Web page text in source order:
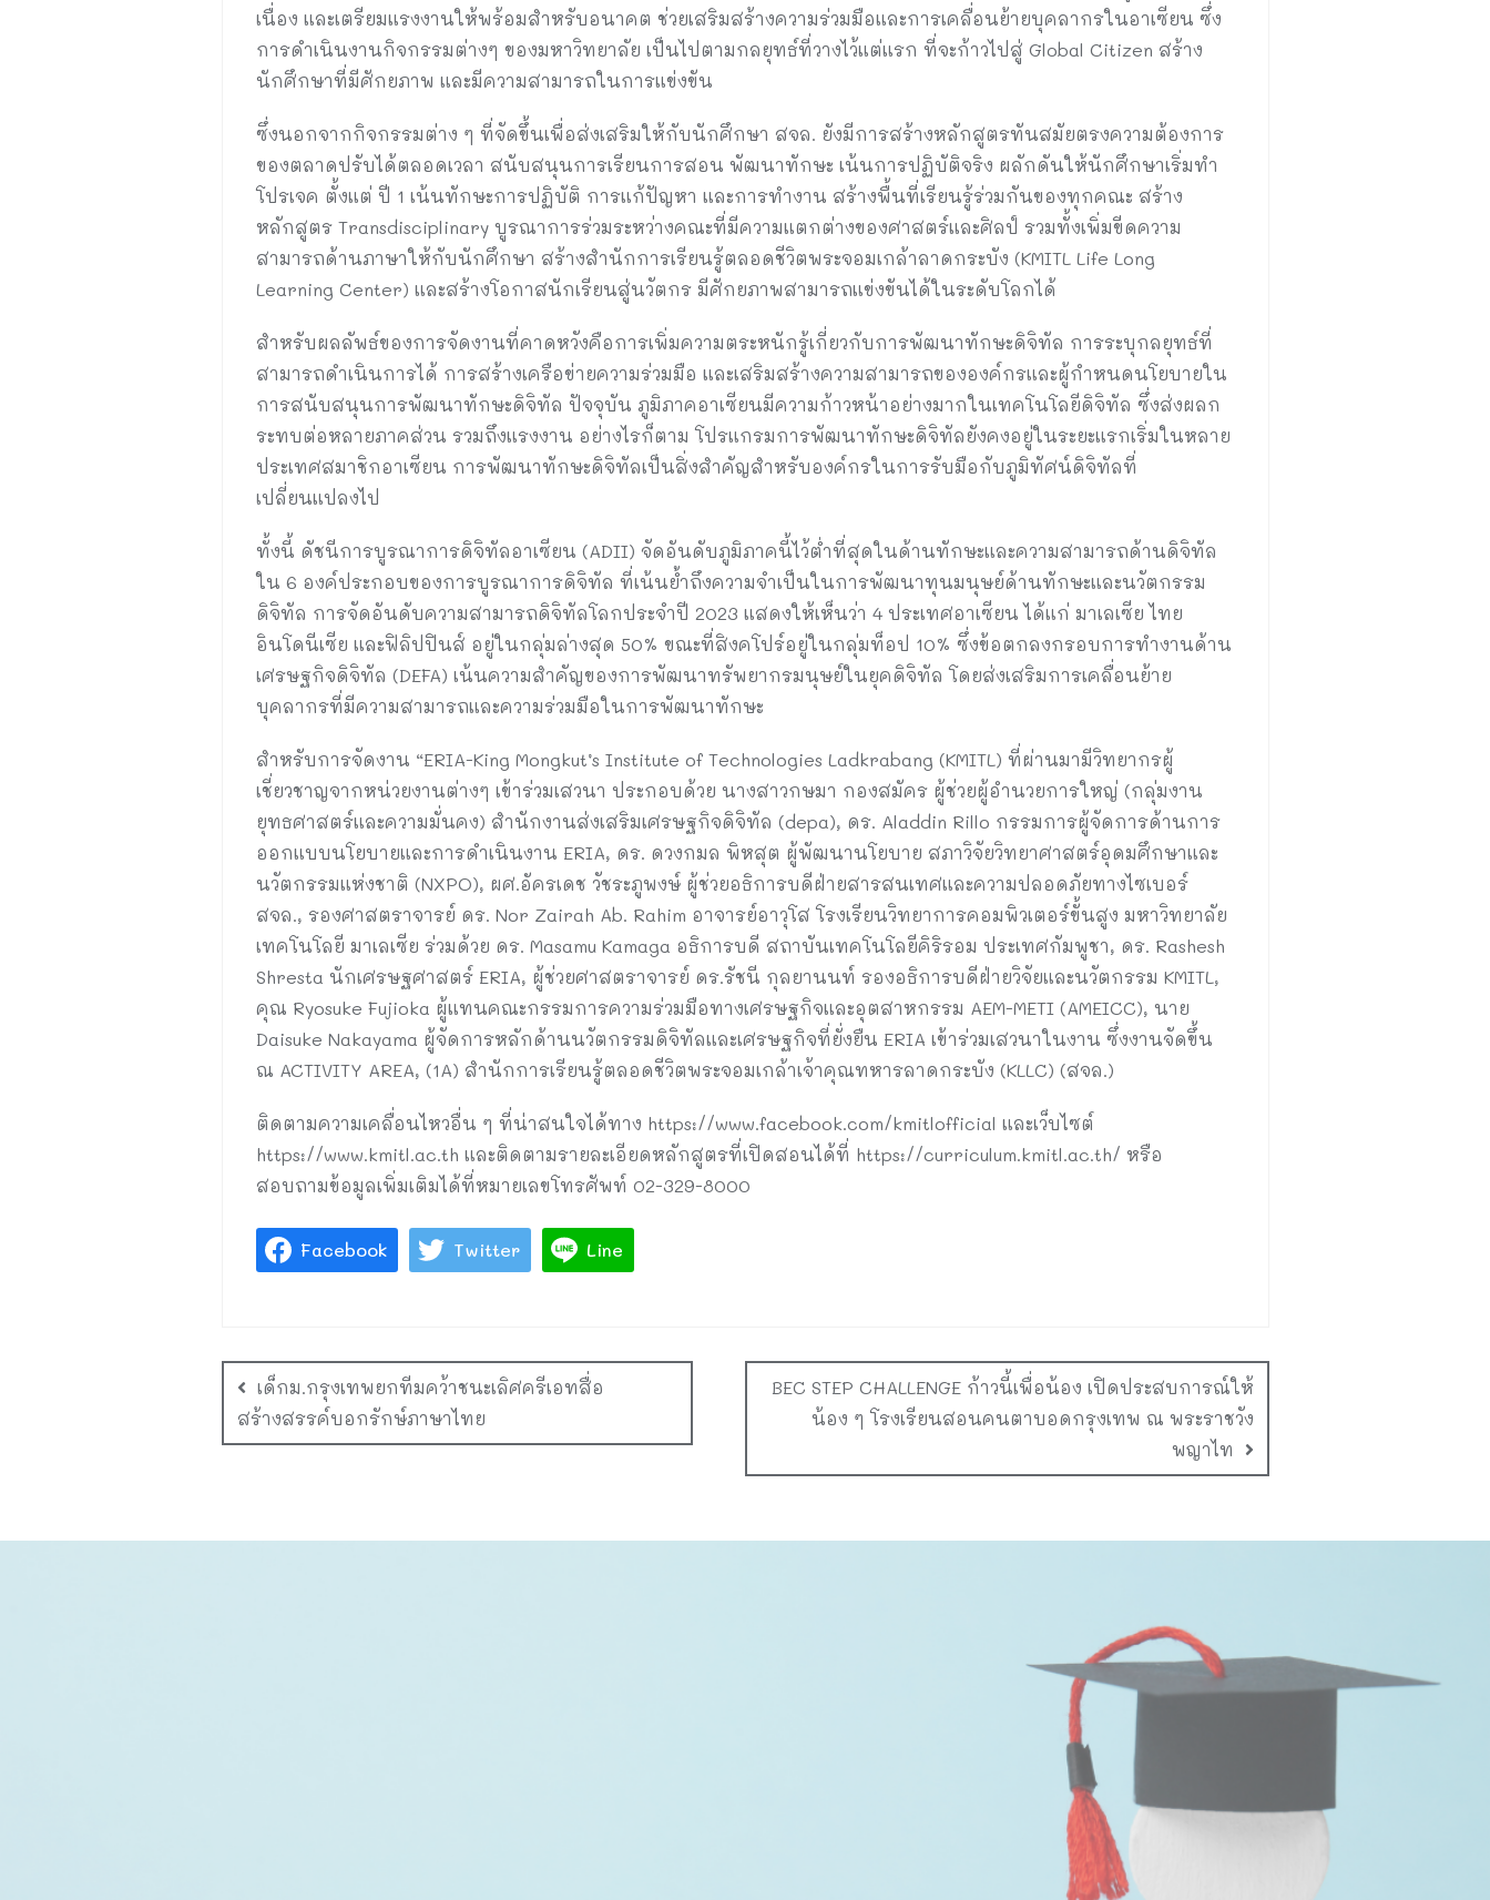
เนื่อง และเตรียมแรงงานให้พร้อมสำหรับอนาคต ช่วยเสริมสร้างความร่วมมือและการเคลื่อนย้ายบุคลากรในอาเซียน ซึ่ง
การดำเนินงานกิจกรรมต่างๆ ของมหาวิทยาลัย เป็นไปตามกลยุทธ์ที่วางไว้แต่แรก ที่จะก้าวไปสู่ Global Citizen สร้าง
นักศึกษาที่มีศักยภาพ และมีความสามารถในการแข่งขัน
ซึ่งนอกจากกิจกรรมต่าง ๆ ที่จัดขึ้นเพื่อส่งเสริมให้กับนักศึกษา สจล. ยังมีการสร้างหลักสูตรทันสมัยตรงความต้องการ
ของตลาดปรับได้ตลอดเวลา สนับสนุนการเรียนการสอน พัฒนาทักษะ เน้นการปฏิบัติจริง ผลักดันให้นักศึกษาเริ่มทำ
โปรเจค ตั้งแต่ ปี 1 เน้นทักษะการปฏิบัติ การแก้ปัญหา และการทำงาน สร้างพื้นที่เรียนรู้ร่วมกันของทุกคณะ สร้าง
หลักสูตร Transdisciplinary บูรณาการร่วมระหว่างคณะที่มีความแตกต่างของศาสตร์และศิลป์ รวมทั้งเพิ่มขีดความ
สามารถด้านภาษาให้กับนักศึกษา สร้างสำนักการเรียนรู้ตลอดชีวิตพระจอมเกล้าลาดกระบัง (KMITL Life Long
Learning Center) และสร้างโอกาสนักเรียนสู่นวัตกร มีศักยภาพสามารถแข่งขันได้ในระดับโลกได้
สำหรับผลลัพธ์ของการจัดงานที่คาดหวังคือการเพิ่มความตระหนักรู้เกี่ยวกับการพัฒนาทักษะดิจิทัล การระบุกลยุทธ์ที่
สามารถดำเนินการได้ การสร้างเครือข่ายความร่วมมือ และเสริมสร้างความสามารถขององค์กรและผู้กำหนดนโยบายใน
การสนับสนุนการพัฒนาทักษะดิจิทัล ปัจจุบัน ภูมิภาคอาเซียนมีความก้าวหน้าอย่างมากในเทคโนโลยีดิจิทัล ซึ่งส่งผลก
ระทบต่อหลายภาคส่วน รวมถึงแรงงาน อย่างไรก็ตาม โปรแกรมการพัฒนาทักษะดิจิทัลยังคงอยู่ในระยะแรกเริ่มในหลาย
ประเทศสมาชิกอาเซียน การพัฒนาทักษะดิจิทัลเป็นสิ่งสำคัญสำหรับองค์กรในการรับมือกับภูมิทัศน์ดิจิทัลที่
เปลี่ยนแปลงไป
ทั้งนี้ ดัชนีการบูรณาการดิจิทัลอาเซียน (ADII) จัดอันดับภูมิภาคนี้ไว้ต่ำที่สุดในด้านทักษะและความสามารถด้านดิจิทัล
ใน 6 องค์ประกอบของการบูรณาการดิจิทัล ที่เน้นย้ำถึงความจำเป็นในการพัฒนาทุนมนุษย์ด้านทักษะและนวัตกรรม
ดิจิทัล การจัดอันดับความสามารถดิจิทัลโลกประจำปี 2023 แสดงให้เห็นว่า 4 ประเทศอาเซียน ได้แก่ มาเลเซีย ไทย
อินโดนีเซีย และฟิลิปปินส์ อยู่ในกลุ่มล่างสุด 50% ขณะที่สิงคโปร์อยู่ในกลุ่มท็อป 10% ซึ่งข้อตกลงกรอบการทำงานด้าน
เศรษฐกิจดิจิทัล (DEFA) เน้นความสำคัญของการพัฒนาทรัพยากรมนุษย์ในยุคดิจิทัล โดยส่งเสริมการเคลื่อนย้าย
บุคลากรที่มีความสามารถและความร่วมมือในการพัฒนาทักษะ
สำหรับการจัดงาน “ERIA-King Mongkut’s Institute of Technologies Ladkrabang (KMITL) ที่ผ่านมามีวิทยากรผู้
เชี่ยวชาญจากหน่วยงานต่างๆ เข้าร่วมเสวนา ประกอบด้วย นางสาวกษมา กองสมัคร ผู้ช่วยผู้อำนวยการใหญ่ (กลุ่มงาน
ยุทธศาสตร์และความมั่นคง) สำนักงานส่งเสริมเศรษฐกิจดิจิทัล (depa), ดร. Aladdin Rillo กรรมการผู้จัดการด้านการ
ออกแบบนโยบายและการดำเนินงาน ERIA, ดร. ดวงกมล พิหสุต ผู้พัฒนานโยบาย สภาวิจัยวิทยาศาสตร์อุดมศึกษาและ
นวัตกรรมแห่งชาติ (NXPO), ผศ.อัครเดช วัชระภูพงษ์ ผู้ช่วยอธิการบดีฝ่ายสารสนเทศและความปลอดภัยทางไซเบอร์
สจล., รองศาสตราจารย์ ดร. Nor Zairah Ab. Rahim อาจารย์อาวุโส โรงเรียนวิทยาการคอมพิวเตอร์ขั้นสูง มหาวิทยาลัย
เทคโนโลยี มาเลเซีย ร่วมด้วย ดร. Masamu Kamaga อธิการบดี สถาบันเทคโนโลยีคิริรอม ประเทศกัมพูชา, ดร. Rashesh
Shresta นักเศรษฐศาสตร์ ERIA, ผู้ช่วยศาสตราจารย์ ดร.รัชนี กุลยานนท์ รองอธิการบดีฝ่ายวิจัยและนวัตกรรม KMITL,
คุณ Ryosuke Fujioka ผู้แทนคณะกรรมการความร่วมมือทางเศรษฐกิจและอุตสาหกรรม AEM-METI (AMEICC), นาย
Daisuke Nakayama ผู้จัดการหลักด้านนวัตกรรมดิจิทัลและเศรษฐกิจที่ยั่งยืน ERIA เข้าร่วมเสวนาในงาน ซึ่งงานจัดขึ้น
ณ ACTIVITY AREA, (1A) สำนักการเรียนรู้ตลอดชีวิตพระจอมเกล้าเจ้าคุณทหารลาดกระบัง (KLLC) (สจล.)
ติดตามความเคลื่อนไหวอื่น ๆ ที่น่าสนใจได้ทาง https://www.facebook.com/kmitlofficial และเว็บไซต์
https://www.kmitl.ac.th และติดตามรายละเอียดหลักสูตรที่เปิดสอนได้ที่ https://curriculum.kmitl.ac.th/ หรือ
สอบถามข้อมูลเพิ่มเติมได้ที่หมายเลขโทรศัพท์ 02-329-8000
Facebook Twitter Line
เด็กม.กรุงเทพยกทีมคว้าชนะเลิศครีเอทสื่อ
สร้างสรรค์บอกรักษ์ภาษาไทย
BEC STEP CHALLENGE ก้าวนี้เพื่อน้อง เปิดประสบการณ์ให้
น้อง ๆ โรงเรียนสอนคนตาบอดกรุงเทพ ณ พระราชวัง
พญาไท